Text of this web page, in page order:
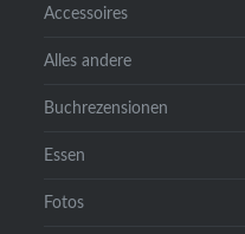
Accessoires
Alles andere
Buchrezensionen
Essen
Fotos